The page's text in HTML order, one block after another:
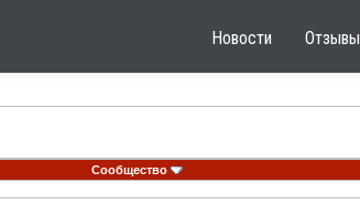
Новости Отзывы
Сообщество